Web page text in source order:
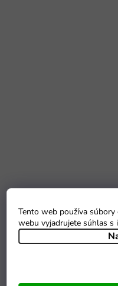
Tento web používa
webu vyjadrujete súhlas s